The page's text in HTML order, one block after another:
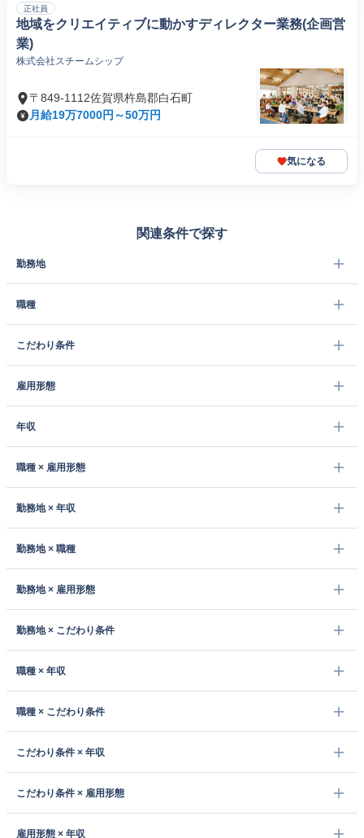
正社員
地域をクリエイティブに動かすディレクター業務(企画営
業)
株式会社スチームシップ
〒849-1112佐賀県杵島郡白石町
月給19万7000円～50万円
気になる
関連条件で探す
勤務地
職種
こだわり条件
雇用形態
年収
職種 × 雇用形態
勤務地 × 年収
勤務地 × 職種
勤務地 × 雇用形態
勤務地 × こだわり条件
職種 × 年収
職種 × こだわり条件
こだわり条件 × 年収
こだわり条件 × 雇用形態
雇用形態 × 年収